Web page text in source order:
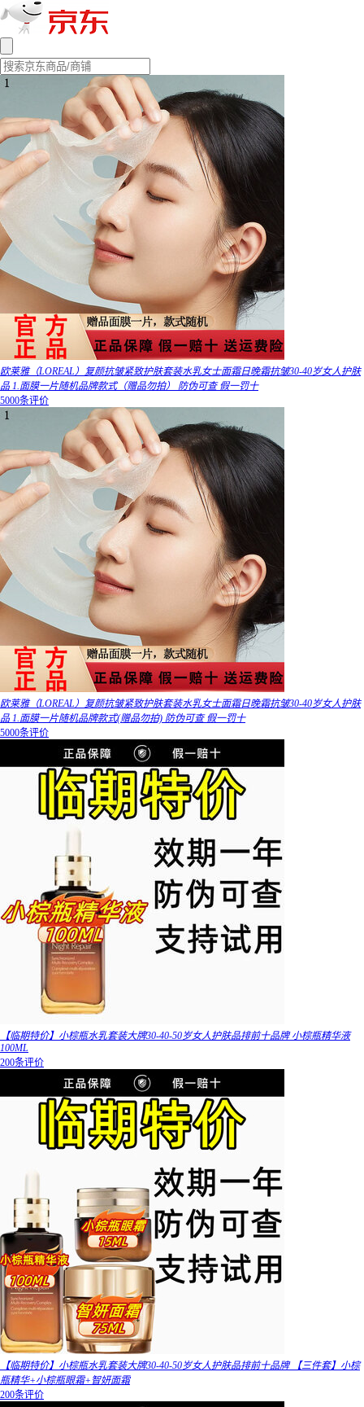
欧莱雅（LOREAL）复颜抗皱紧致护肤套装水乳女士面霜日晚霜抗皱30-40岁女人护肤
品 1.面膜一片随机品牌款式（赠品勿拍） 防伪可查 假一罚十
5000条评价
欧莱雅（LOREAL）复颜抗皱紧致护肤套装水乳女士面霜日晚霜抗皱30-40岁女人护肤
品 1.面膜一片随机品牌款式(赠品勿拍) 防伪可查 假一罚十
5000条评价
【临期特价】小棕瓶水乳套装大牌30-40-50岁女人护肤品排前十品牌 小棕瓶精华液
100ML
200条评价
【临期特价】小棕瓶水乳套装大牌30-40-50岁女人护肤品排前十品牌 【三件套】小棕
瓶精华+小棕瓶眼霜+智妍面霜
200条评价